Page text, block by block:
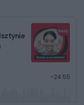
P
-24:55